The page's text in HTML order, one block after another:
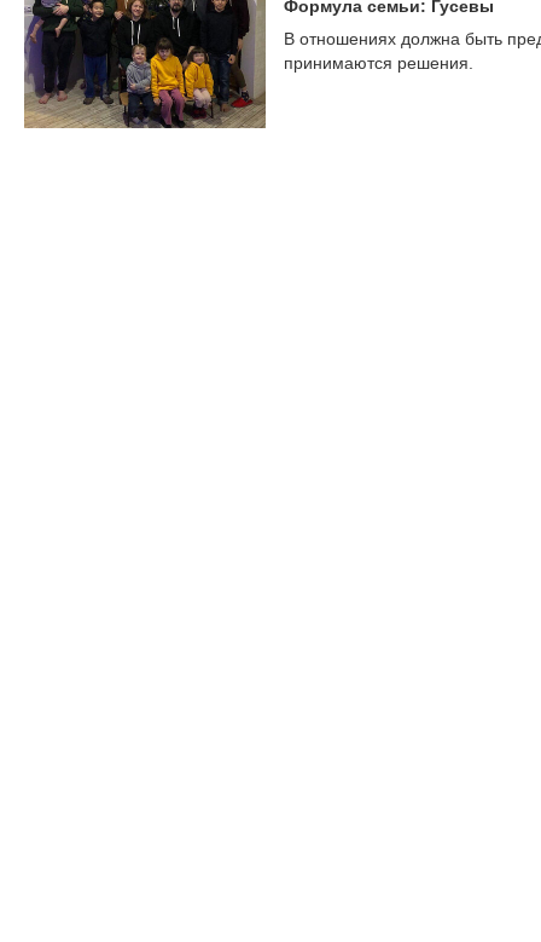
Формула семьи: Гусевы
В отношениях должна быть
принимаются решения.